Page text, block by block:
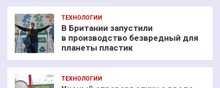
ТЕХНОЛОГИИ
В Британии запустили
в производство безвредный для
планеты пластик
ТЕХНОЛОГИИ